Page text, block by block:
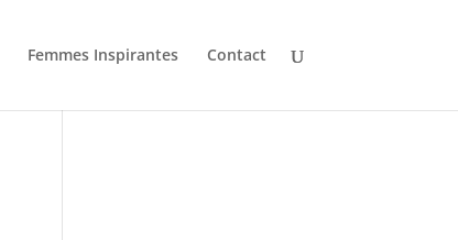
Femmes Inspirantes Contact